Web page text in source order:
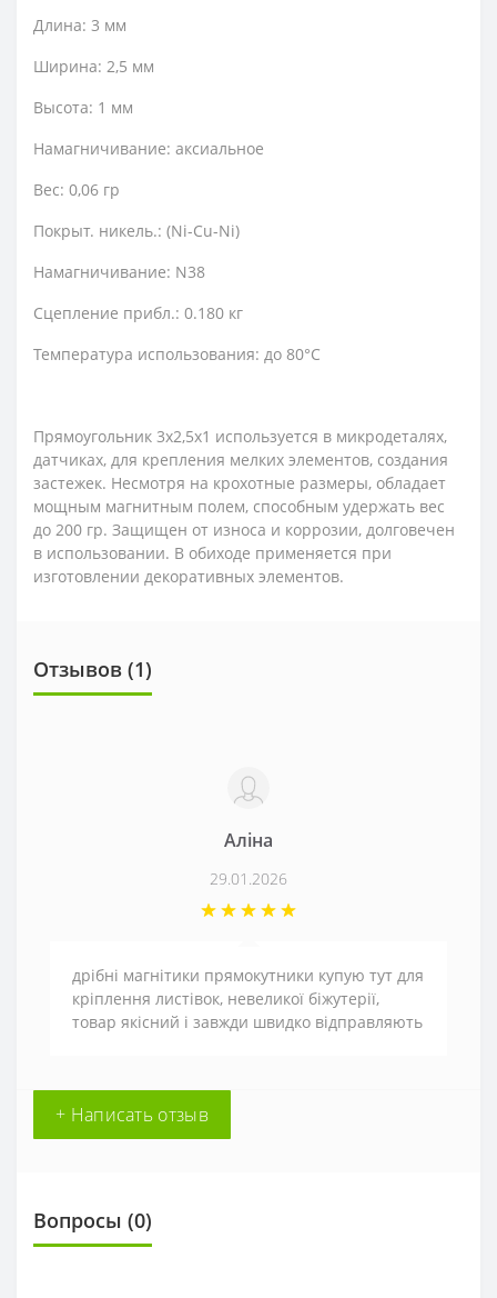
Длина: 3 мм
Ширина: 2,5 мм
Высота: 1 мм
Намагничивание: аксиальное
Вес: 0,06 гр
Покрыт. никель.: (Ni-Cu-Ni)
Намагничивание: N38
Сцепление прибл.: 0.180 кг
Температура использования: до 80°C
Прямоугольник 3х2,5х1 используется в микродеталях,
датчиках, для крепления мелких элементов, создания
застежек. Несмотря на крохотные размеры, обладает
мощным магнитным полем, способным удержать вес
до 200 гр. Защищен от износа и коррозии, долговечен
в использовании. В обиходе применяется при
изготовлении декоративных элементов.
Отзывов (1)
Аліна
29.01.2026
дрібні магнітики прямокутники купую тут для
кріплення листівок, невеликої біжутерії,
товар якісний і завжди швидко відправляють
+ Написать отзыв
Вопросы (0)